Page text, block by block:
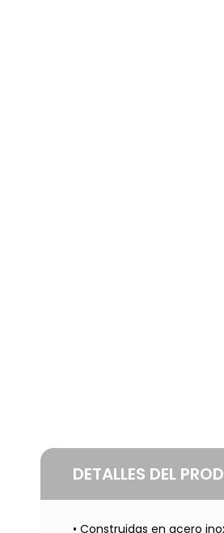
DETALLES DEL
• Construidas en acero